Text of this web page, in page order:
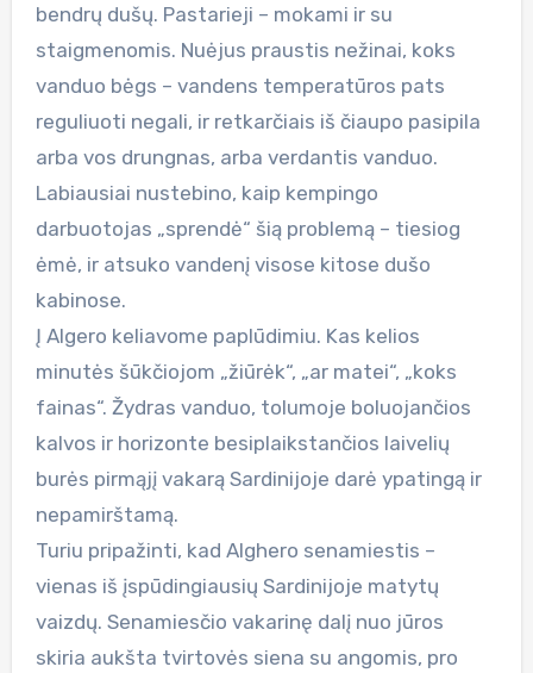
bendrų dušų. Pastarieji – mokami ir su
staigmenomis. Nuėjus praustis nežinai, koks
vanduo bėgs – vandens temperatūros pats
reguliuoti negali, ir retkarčiais iš čiaupo pasipila
arba vos drungnas, arba verdantis vanduo.
Labiausiai nustebino, kaip kempingo
darbuotojas „sprendė“ šią problemą – tiesiog
ėmė, ir atsuko vandenį visose kitose dušo
kabinose.
Į Algero keliavome paplūdimiu. Kas kelios
minutės šūkčiojom „žiūrėk“, „ar matei“, „koks
fainas“. Žydras vanduo, tolumoje boluojančios
kalvos ir horizonte besiplaikstančios laivelių
burės pirmąjį vakarą Sardinijoje darė ypatingą ir
nepamirštamą.
Turiu pripažinti, kad Alghero senamiestis –
vienas iš įspūdingiausių Sardinijoje matytų
vaizdų. Senamiesčio vakarinę dalį nuo jūros
skiria aukšta tvirtovės siena su angomis, pro